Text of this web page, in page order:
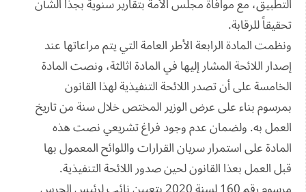
تحقيقاً للرقابة.
ونظمت المادة الرابعة الأطر العامة التي يتم مراعاتها عند
إصدار اللائحة المشار إليها في المادة اثالثة، ونصت المادة
الخامسة على أن تصدر اللائحة التنفيذية لهذا القانون
بمرسوم بناء على عرض الوزير المختص خلال سنة من تاريخ
العمل به. ولضمان عدم وجود فراغ تشريعي نصت هذه
المادة على استمرار سريان القرارات واللوائح المعمول بها
قبل العمل بعذا القانون لحين صدور اللائحة التنفيذية.